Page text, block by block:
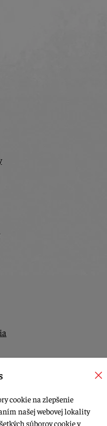
cookie na zlepšenie
našej webovej lokality
súborov cookie v